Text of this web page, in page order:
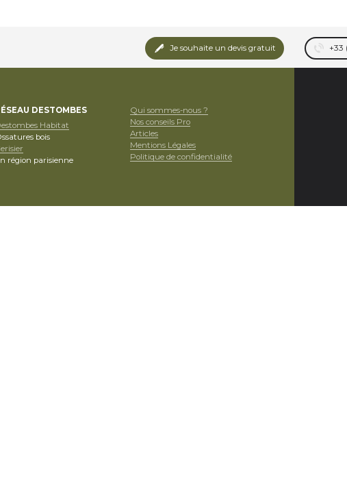
Je souhaite un devis gratuit +33
DESTOMBES
Habitat
bois
région parisienne
Qui sommes-nous ?
Nos conseils Pro
Articles
Mentions Légales
Politique de confidentialité